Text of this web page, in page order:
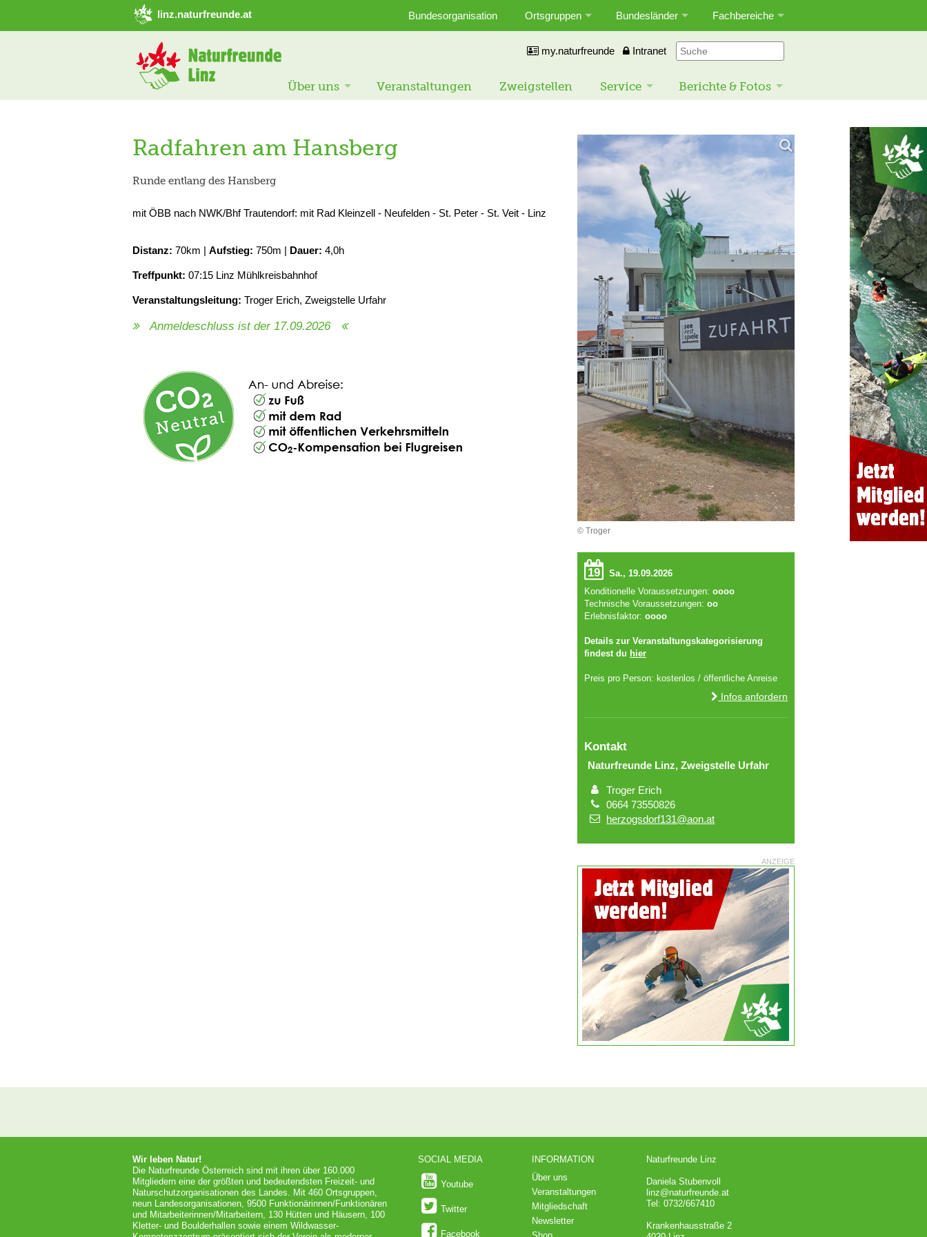
➜ Hauptregion der Seite anspringen
linz.naturfreunde.at Bundesorganisation Ortsgruppen Bundesländer Fachbereiche
my.naturfreunde Intranet
Über uns Veranstaltungen Zweigstellen Service Berichte & Fotos
Radfahren am Hansberg
Runde entlang des Hansberg
mit ÖBB nach NWK/Bhf Trautendorf: mit Rad Kleinzell - Neufelden - St. Peter - St. Veit - Linz
Distanz: 70km | Aufstieg: 750m | Dauer: 4,0h
Treffpunkt: 07:15 Linz Mühlkreisbahnhof
Veranstaltungsleitung: Troger Erich, Zweigstelle Urfahr
Anmeldeschluss ist der 17.09.2026
© Troger
19
Sa., 19.09.2026
Konditionelle Voraussetzungen: oooo
Technische Voraussetzungen: oo
Erlebnisfaktor: oooo
Details zur Veranstaltungskategorisierung
findest du hier
Preis pro Person: kostenlos / öffentliche Anreise
Infos anfordern
Kontakt
Naturfreunde Linz, Zweigstelle Urfahr
Troger Erich
0664 73550826
herzogsdorf131@aon.at
ANZEIGE
Wir leben Natur!
Die Naturfreunde Österreich sind mit ihren über 160.000
Mitgliedern eine der größten und bedeutendsten Freizeit- und
Naturschutzorganisationen des Landes. Mit 460 Ortsgruppen,
neun Landesorganisationen, 9500 Funktionärinnen/Funktionären
und Mitarbeiterinnen/Mitarbeitern, 130 Hütten und Häusern, 100
Kletter- und Boulderhallen sowie einem Wildwasser-
SOCIAL MEDIA
Youtube
Twitter
Facebook
INFORMATION
Über uns
Veranstaltungen
Mitgliedschaft
Newsletter
Naturfreunde Linz
Daniela Stubenvoll
linz@naturfreunde.at
Tel: 0732/667410
Krankenhausstraße 2